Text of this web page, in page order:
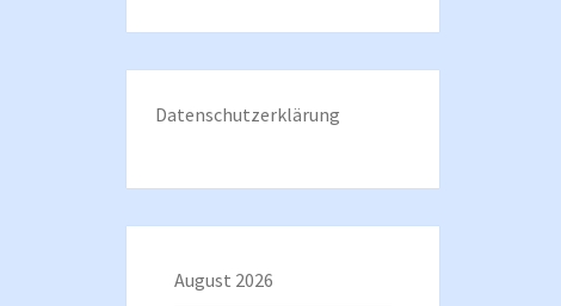
Datenschutzerklärung
August 2026